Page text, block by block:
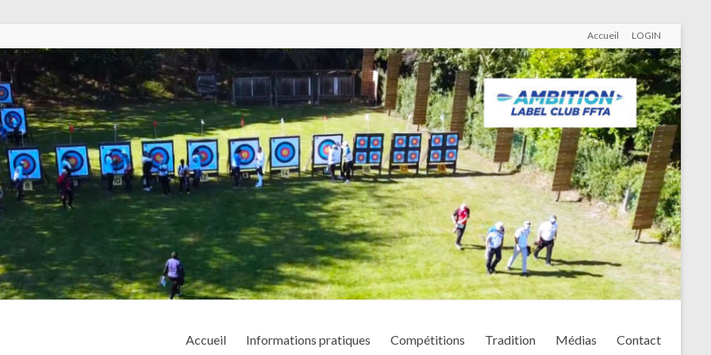
Accueil LOGIN
Accueil Informations pratiques Compétitions Tradition Médias Contact